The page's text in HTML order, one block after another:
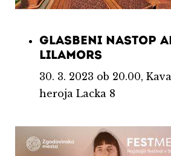
GLASBENI NASTOP
LILAMORS
30. 3. 2023 ob 20.00,
heroja Lacka 8